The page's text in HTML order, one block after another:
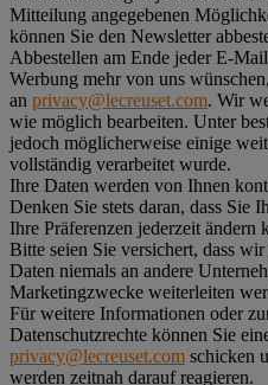
Mitteilung angegebenen
können Sie den Newsletter
Abbestellen am Ende jeder E-
Werbung mehr von uns
an privacy@lecreuset.com. Wir
wie möglich bearbeiten. Unter
jedoch möglicherweise einige
vollständig verarbeitet wurde.
Ihre Daten werden von Ihnen
Denken Sie stets daran, dass Sie
Ihre Präferenzen jederzeit ändern
Bitte seien Sie versichert, dass
Daten niemals an andere
Marketingzwecke weiterleiten
Für weitere Informationen oder
Datenschutzrechte können Sie
privacy@lecreuset.com schicken
werden zeitnah darauf reagieren.